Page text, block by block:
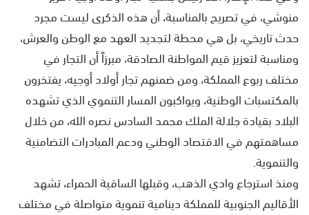
منوشي، في تصريح بالمناسبة، أن هذه الذكرى ليست مجرد
حدث تاريخي، بل هي محطة لتجديد العهد مع الوطن والعرش،
ومناسبة لتعزيز قيم المواطنة الصادقة، مبرزاً أن التجار في
مختلف ربوع المملكة، ومن ضمنهم تجار أولاد أوجيه، يفتخرون
بالمكتسبات الوطنية، ويواكبون المسار التنموي الذي تشهده
البلاد بقيادة جلالة الملك محمد السادس نصره الله، من خلال
مساهمتهم في الاقتصاد الوطني ودعم المبادرات التضامنية
والتنموية.
ومنذ استرجاع وادي الذهب، وقبلها الساقية الحمراء، تشهد
الأقاليم الجنوبية للمملكة دينامية تنموية متواصلة في مختلف